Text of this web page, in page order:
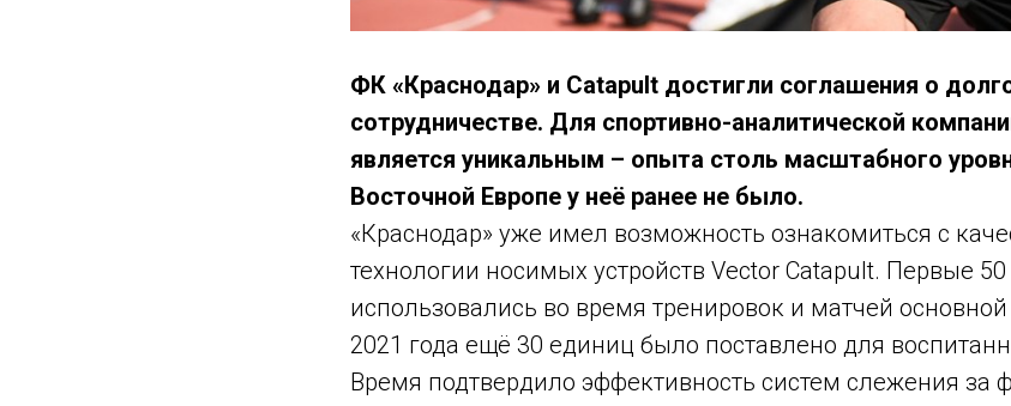
ФК «Краснодар» и Catapult достигли соглашения о
сотрудничестве. Для спортивно-аналитической
является уникальным – опыта столь масштабного
Восточной Европе у неё ранее не было.
«Краснодар» уже имел возможность ознакомиться с
технологии носимых устройств Vector Catapult. Первые 50
использовались во время тренировок и матчей
2021 года ещё 30 единиц было поставлено для
Время подтвердило эффективность систем слежения за